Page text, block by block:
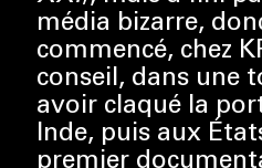
média bizarre,
commencé, chez
conseil, dans une
avoir claqué la
Inde, puis aux
premier